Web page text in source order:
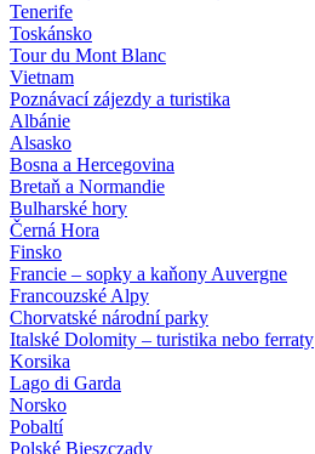
Tenerife
Toskánsko
Tour du Mont Blanc
Vietnam
Poznávací zájezdy a turistika
Albánie
Alsasko
Bosna a Hercegovina
Bretaň a Normandie
Bulharské hory
Černá Hora
Finsko
Francie – sopky a kaňony Auvergne
Francouzské Alpy
Chorvatské národní parky
Italské Dolomity – turistika nebo ferraty
Korsika
Lago di Garda
Norsko
Pobaltí
Polské Bieszczady